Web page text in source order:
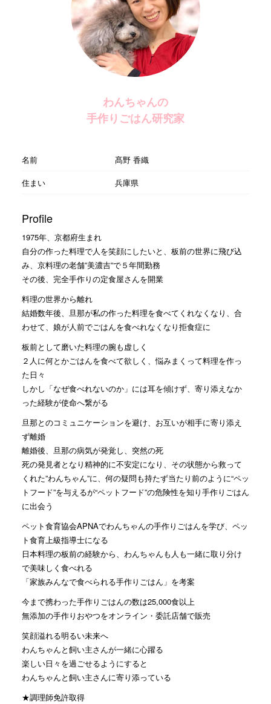
わんちゃんの
手作りごはん研究家
名前
髙野 香織
住まい
兵庫県
Profile
1975年、京都府生まれ
自分の作った料理で人を笑顔にしたいと、板前の世界に飛び込
み、京料理の老舗”美濃吉”で５年間勤務
その後、完全手作りの定食屋さんを開業
料理の世界から離れ
結婚数年後、旦那が私の作った料理を食べてくれなくなり、合
わせて、娘が人前でごはんを食べれなくなり拒食症に
板前として磨いた料理の腕も虚しく
２人に何とかごはんを食べて欲しく、悩みまくって料理を作っ
た日々
しかし「なぜ食べれないのか」には耳を傾けず、寄り添えなか
った経験が使命へ繋がる
旦那とのコミュニケーションを避け、お互いが相手に寄り添え
ず離婚
離婚後、旦那の病気が発覚し、突然の死
死の発見者となり精神的に不安定になり、その状態から救って
くれた”わんちゃん”に、何の疑問も持たず当たり前のように“ペッ
トフード”を与えるが“ペットフード”の危険性を知り手作りごはん
に出会う
ペット食育協会APNAでわんちゃんの手作りごはんを学び、ペッ
ト食育上級指導士になる
日本料理の板前の経験から、わんちゃんも人も一緒に取り分け
で美味しく食べれる
「家族みんなで食べられる手作りごはん」を考案
今まで携わった手作りごはんの数は25,000食以上
無添加の手作りおやつをオンライン・委託店舗で販売
笑顔溢れる明るい未来へ
わんちゃんと飼い主さんが一緒に心躍る
楽しい日々を過ごせるようにすると
わんちゃんと飼い主さんに寄り添っている
★調理師免許取得